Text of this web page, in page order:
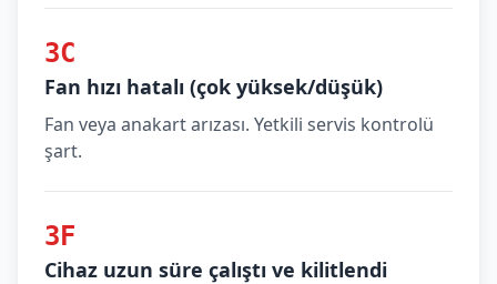
3C
Fan hızı hatalı (çok yüksek/düşük)
Fan veya anakart arızası. Yetkili servis kontrolü
şart.
3F
Cihaz uzun süre çalıştı ve kilitlendi